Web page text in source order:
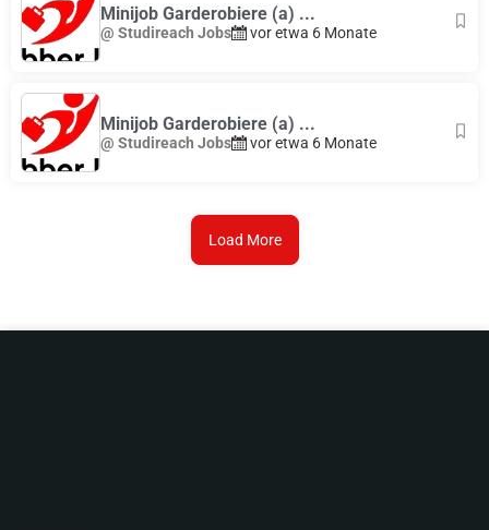
Minijob Garderobiere (a) ...
@ Studireach Jobs vor etwa 6 Monate
Minijob Garderobiere (a) ...
@ Studireach Jobs vor etwa 6 Monate
Load More